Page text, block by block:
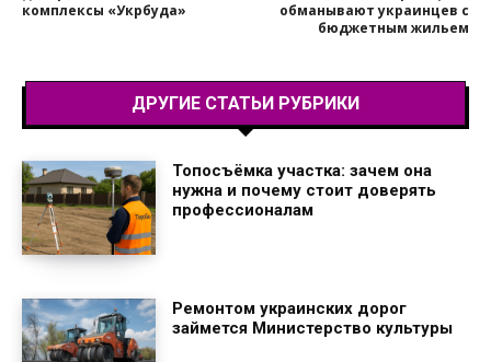
комплексы «Укрбуда»
обманывают украинцев с
бюджетным жильем
ДРУГИЕ СТАТЬИ РУБРИКИ
Топосъёмка участка: зачем она
нужна и почему стоит доверять
профессионалам
Ремонтом украинских дорог
займется Министерство культуры